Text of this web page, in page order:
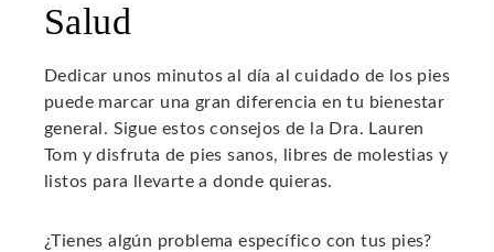
Salud
Dedicar unos minutos al día al cuidado de los pies
puede marcar una gran diferencia en tu bienestar
general. Sigue estos consejos de la Dra. Lauren
Tom y disfruta de pies sanos, libres de molestias y
listos para llevarte a donde quieras.
¿Tienes algún problema específico con tus pies?